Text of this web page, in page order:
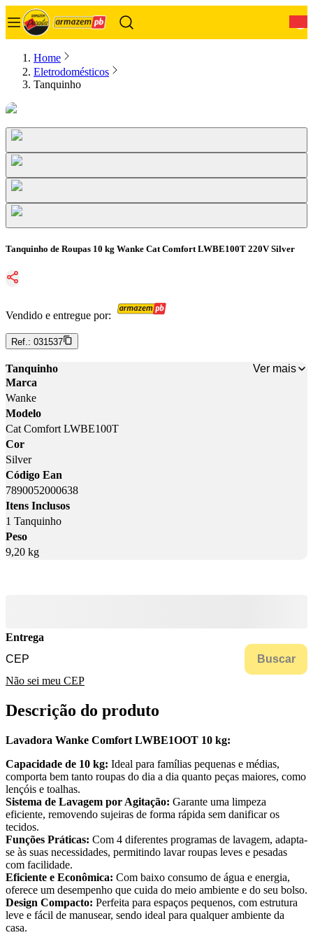
Home
Eletrodomésticos
Tanquinho
Tanquinho de Roupas 10 kg Wanke Cat Comfort LWBE100T 220V Silver
Vendido e entregue por:
Ref.: 031537
Tanquinho
Ver mais
Marca
Wanke
Modelo
Cat Comfort LWBE100T
Cor
Silver
Código Ean
7890052000638
Itens Inclusos
1 Tanquinho
Peso
9,20 kg
Entrega
Buscar
Não sei meu CEP
Descrição do produto
Lavadora Wanke Comfort LWBE1OOT 10 kg:
Capacidade de 10 kg: Ideal para famílias pequenas e médias,
comporta bem tanto roupas do dia a dia quanto peças maiores, como
lençóis e toalhas.
Sistema de Lavagem por Agitação: Garante uma limpeza
eficiente, removendo sujeiras de forma rápida sem danificar os
tecidos.
Funções Práticas: Com 4 diferentes programas de lavagem, adapta-
se às suas necessidades, permitindo lavar roupas leves e pesadas
com facilidade.
Eficiente e Econômica: Com baixo consumo de água e energia,
oferece um desempenho que cuida do meio ambiente e do seu bolso.
Design Compacto: Perfeita para espaços pequenos, com estrutura
leve e fácil de manusear, sendo ideal para qualquer ambiente da
casa.